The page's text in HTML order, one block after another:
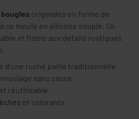
bougies originales en forme de
ce moule en silicone souple. Un
et fidèle aux détails rustiques
ruche paille traditionnelle
sans casse
réutilisable
et colorants